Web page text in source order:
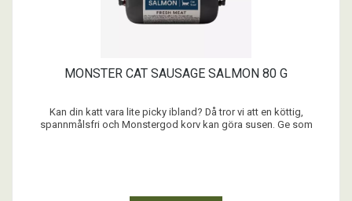
MONSTER CAT SAUSAGE SALMON 80 G
Kan din katt vara lite picky ibland? Då tror vi att en köttig,
spannmålsfri och Monstergod korv kan göra susen. Ge som